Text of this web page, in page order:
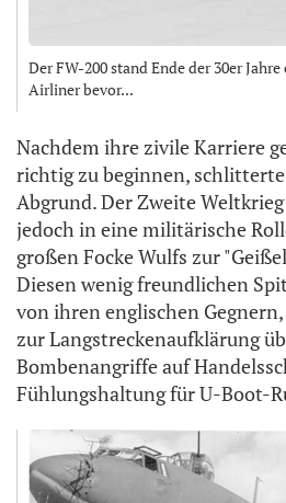
Der FW-200 stand Ende der 30er
Airliner bevor...
Nachdem ihre zivile Karriere
richtig zu beginnen,
Abgrund. Der Zweite
jedoch in eine militärische
großen Focke Wulfs zur
Diesen wenig freundlichen
von ihren englischen
zur Langstreckenaufklärung
Bombenangriffe auf
Fühlungshaltung für U-Boot-